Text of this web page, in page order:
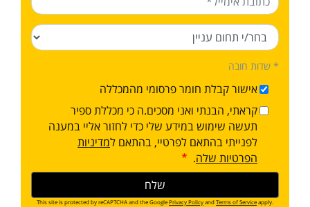
* שדות חובה
אישור קבלת חומר פרסומי מהמכללה
קראתי, הבנתי ואני מסכים.ה כי מכללת ספיר
תעשה שימוש במידע שלי כדי לחזור אליי במענה
לפנייתי בהתאם לפרטיי, בהתאם למדיניות
הפרטיות שלה.
This site is protected by reCAPTCHA and the GooglePrivacy PolicyandTerms of Serviceapply.